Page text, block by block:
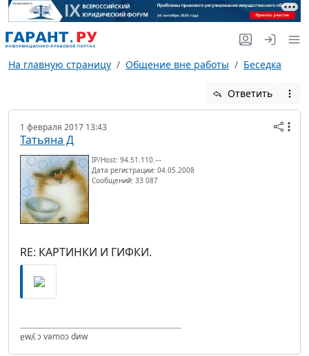
На главную страницу Общение вне работы Беседка
Ответить
1 февраля 2017 13:43
Татьяна Д
IP/Host: 94.51.110.---
Дата регистрации: 04.05.2008
Сообщений: 33 087
RE: КАРТИНКИ И ГИФКИ.
ɐwʎ ɔ vǝmоɔ dиw